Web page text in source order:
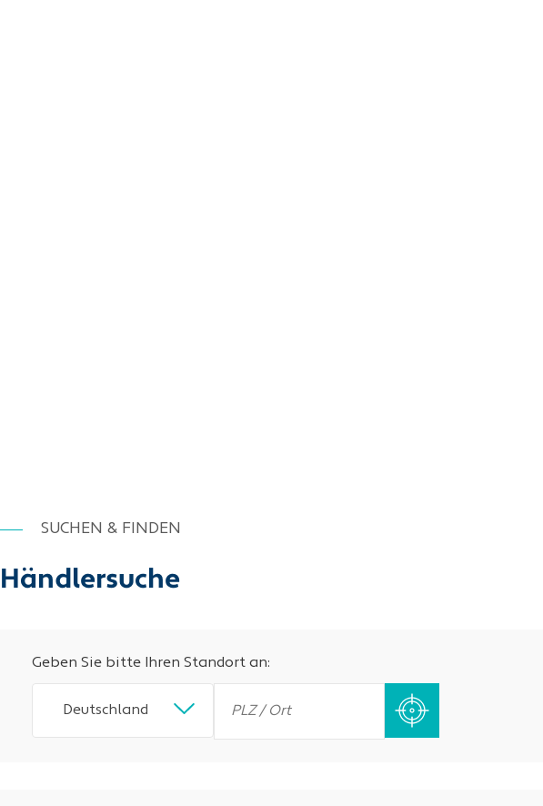
SUCHEN & FINDEN
Händlersuche
Geben Sie bitte Ihren Standort an:
Deutschland